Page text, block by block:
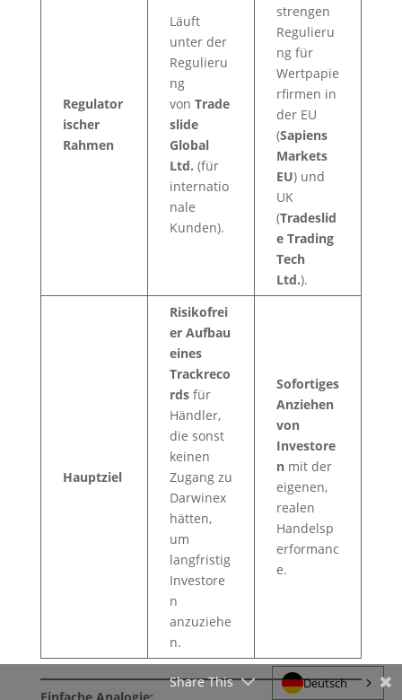
Regulator
ischer
Rahmen
Läuft
unter der
Regulieru
ng
von Trade
slide
Global
Ltd. (für
internatio
nale
Kunden).
strengen
Regulieru
ng für
Wertpapie
rfirmen in
der EU
(Sapiens
Markets
EU) und
UK
(Tradeslid
e Trading
Tech
Ltd.).
Hauptziel
Risikofrei
er Aufbau
eines
Trackreco
rdsfür
Händler,
die sonst
keinen
Zugang zu
Darwinex
hätten,
um
langfristig
Investore
n
anzuziehe
n.
Sofortiges
Anziehen
von
Investore
nmit der
eigenen,
realen
Handelsp
erformanc
e.
Share This Deutsch